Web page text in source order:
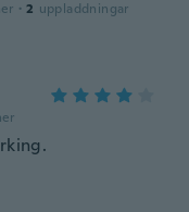
· 2 uppladdningar